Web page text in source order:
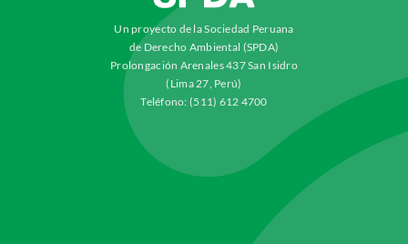
Un proyecto de la Sociedad Peruana
de Derecho Ambiental (SPDA)
Prolongación Arenales 437 San Isidro
(Lima 27, Perú)
Teléfono: (511) 612 4700